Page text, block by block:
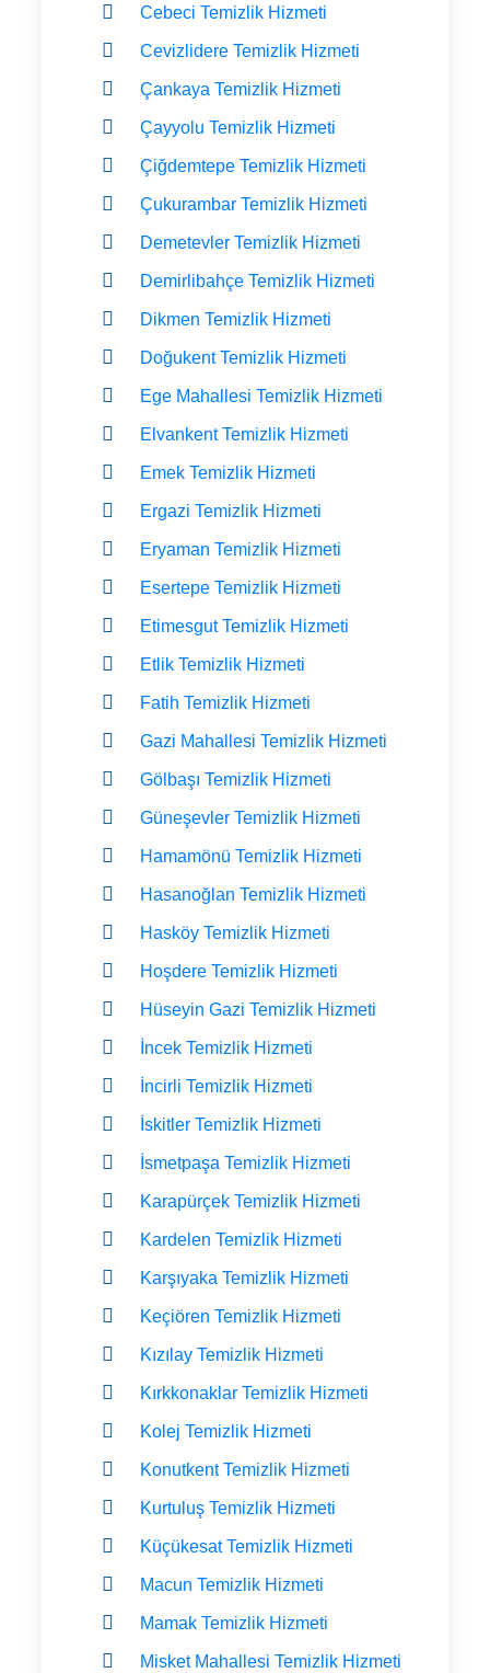
Cebeci Temizlik Hizmeti
Cevizlidere Temizlik Hizmeti
Çankaya Temizlik Hizmeti
Çayyolu Temizlik Hizmeti
Çiğdemtepe Temizlik Hizmeti
Çukurambar Temizlik Hizmeti
Demetevler Temizlik Hizmeti
Demirlibahçe Temizlik Hizmeti
Dikmen Temizlik Hizmeti
Doğukent Temizlik Hizmeti
Ege Mahallesi Temizlik Hizmeti
Elvankent Temizlik Hizmeti
Emek Temizlik Hizmeti
Ergazi Temizlik Hizmeti
Eryaman Temizlik Hizmeti
Esertepe Temizlik Hizmeti
Etimesgut Temizlik Hizmeti
Etlik Temizlik Hizmeti
Fatih Temizlik Hizmeti
Gazi Mahallesi Temizlik Hizmeti
Gölbaşı Temizlik Hizmeti
Güneşevler Temizlik Hizmeti
Hamamönü Temizlik Hizmeti
Hasanoğlan Temizlik Hizmeti
Hasköy Temizlik Hizmeti
Hoşdere Temizlik Hizmeti
Hüseyin Gazi Temizlik Hizmeti
İncek Temizlik Hizmeti
İncirli Temizlik Hizmeti
İskitler Temizlik Hizmeti
İsmetpaşa Temizlik Hizmeti
Karapürçek Temizlik Hizmeti
Kardelen Temizlik Hizmeti
Karşıyaka Temizlik Hizmeti
Keçiören Temizlik Hizmeti
Kızılay Temizlik Hizmeti
Kırkkonaklar Temizlik Hizmeti
Kolej Temizlik Hizmeti
Konutkent Temizlik Hizmeti
Kurtuluş Temizlik Hizmeti
Küçükesat Temizlik Hizmeti
Macun Temizlik Hizmeti
Mamak Temizlik Hizmeti
Misket Mahallesi Temizlik Hizmeti